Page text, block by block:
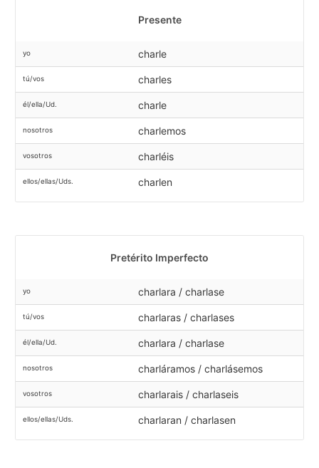
Presente
yo charle
tú/vos charles
él/ella/Ud. charle
nosotros charlemos
vosotros charléis
ellos/ellas/Uds. charlen
Pretérito Imperfecto
yo charlara / charlase
tú/vos charlaras / charlases
él/ella/Ud. charlara / charlase
nosotros charláramos / charlásemos
vosotros charlarais / charlaseis
ellos/ellas/Uds. charlaran / charlasen